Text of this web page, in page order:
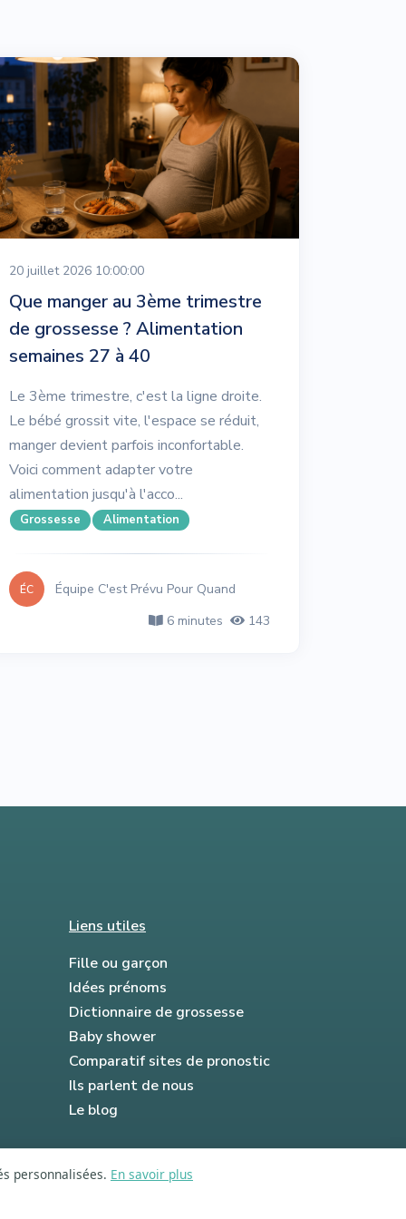
20 juillet 2026 10:00:00
Que manger au 3ème trimestre
de grossesse ? Alimentation
semaines 27 à 40
Le 3ème trimestre, c'est la ligne droite.
Le bébé grossit vite, l'espace se réduit,
manger devient parfois inconfortable.
Voici comment adapter votre
alimentation jusqu'à l'acco...
Grossesse Alimentation
ÉC
Équipe C'est Prévu Pour Quand
6 minutes
143
Liens utiles
Fille ou garçon
Idées prénoms
Dictionnaire de grossesse
Baby shower
Comparatif sites de pronostic
Ils parlent de nous
Le blog
personnalisées. En savoir plus